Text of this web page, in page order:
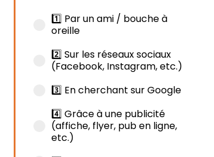
1️⃣ Par un ami / bouche à
oreille
2️⃣ Sur les réseaux sociaux
(Facebook, Instagram, etc.)
3️⃣ En cherchant sur Google
4️⃣ Grâce à une publicité
(affiche, flyer, pub en ligne,
etc.)